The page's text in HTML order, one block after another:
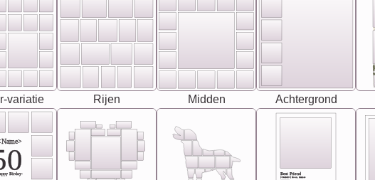
variatie Rijen Midden Achtergrond
Birday- Best Friend
[<NAME>] Noun, feminie